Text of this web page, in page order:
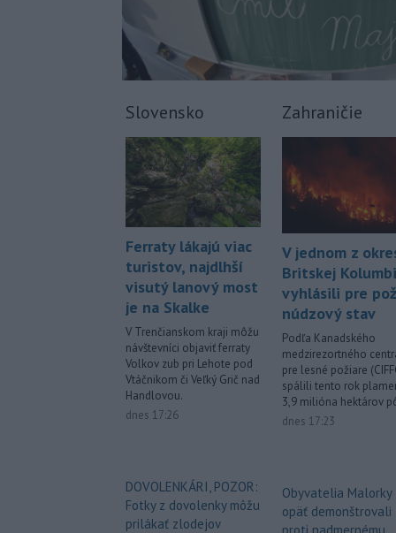
Slovensko
Ferraty lákajú viac
turistov, najdlhší
visutý lanový most
je na Skalke
V Trenčianskom kraji môžu
návštevníci objaviť ferraty
Volkov zub pri Lehote pod
Vtáčnikom či Veľký Grič nad
Handlovou.
dnes 17:26
DOVOLENKÁRI, POZOR:
Fotky z dovolenky môžu
prilákať zlodejov
Zahraničie
V jednom z
Britskej
vyhlásili pre
núdzový stav
Podľa Kanadského
medzirezortného
pre lesné požiare
spálili tento rok
3,9 milióna hektárov
dnes 17:23
Obyvatelia Malorky
opäť demonštrovali